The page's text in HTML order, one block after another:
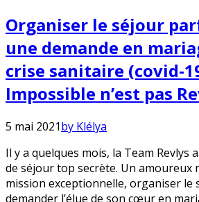
Organiser le séjour
une demande en
crise sanitaire (covid-
Impossible n’est pas
5 mai 2021by Klélya
Il y a quelques mois, la Team Revlys
de séjour top secrète. Un amoureux
mission exceptionnelle, organiser
demander l’élue de son cœur en